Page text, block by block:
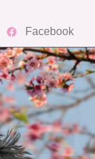
Facebook